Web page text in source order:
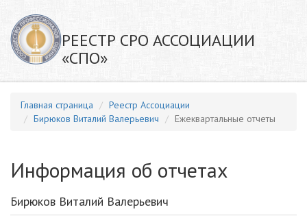
РЕЕСТР СРО АССОЦИАЦИИ
«СПО»
Главная страница
Реестр Ассоциации
Бирюков Виталий Валерьевич
Ежеквартальные отчеты
Информация об отчетах
Бирюков Виталий Валерьевич